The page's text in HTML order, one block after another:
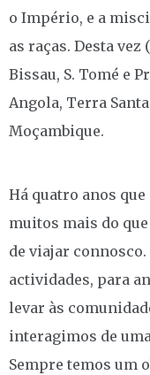
o Império, e a
as raças. Desta vez
Bissau, S. Tomé e
Angola, Terra
Moçambique.
Há quatro anos
muitos mais do
de viajar
actividades, para
levar às
interagimos de
Sempre temos um